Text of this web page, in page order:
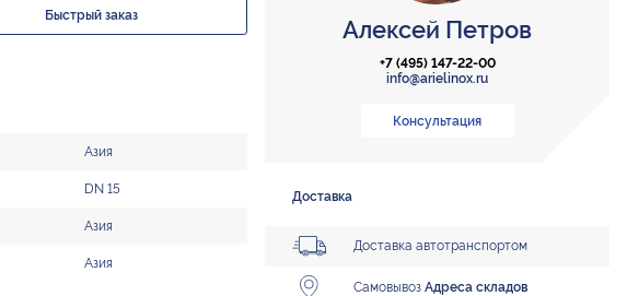
Быстрый заказ
Азия
DN 15
Азия
Азия
Алексей Петров
+7 (495) 147-22-00
info@arielinox.ru
Консультация
Доставка
Доставка автотранспортом
СамовывозАдреса складов